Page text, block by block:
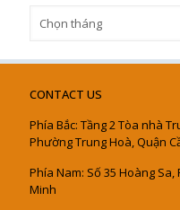
trữ
CONTACT US
Phía Bắc: Tầng 2 Tòa nhà
Phường Trung Hoà, Quận
Phía Nam: Số 35 Hoàng
Minh